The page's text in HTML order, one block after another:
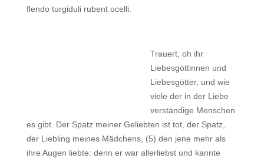
flendo turgiduli rubent ocelli.
Trauert, oh ihr
Liebesgöttinnen und
Liebesgötter, und wie
viele der in der Liebe
verständige Menschen
es gibt. Der Spatz meiner Geliebten ist tot, der Spatz,
der Liebling meines Mädchens, (5) den jene mehr als
ihre Augen liebte: denn er war allerliebst und kannte